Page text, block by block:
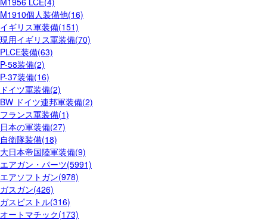
M1910個人装備他(16)
イギリス軍装備(151)
現用イギリス軍装備(70)
PLCE装備(63)
P-58装備(2)
P-37装備(16)
ドイツ軍装備(2)
BW ドイツ連邦軍装備(2)
フランス軍装備(1)
日本の軍装備(27)
自衛隊装備(18)
大日本帝国陸軍装備(9)
エアガン・パーツ(5991)
エアソフトガン(978)
ガスガン(426)
ガスピストル(316)
オートマチック(173)